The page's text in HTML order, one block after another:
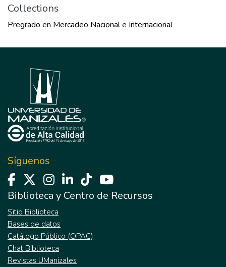
Collections
Pregrado en Mercadeo Nacional e Internacional
Síguenos
Biblioteca y Centro de Recursos
Sitio Biblioteca
Bases de datos
Catálogo Público (OPAC)
Chat Biblioteca
Revistas UManizales